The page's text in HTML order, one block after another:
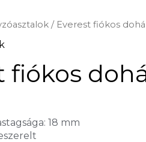
/ Everest fiókos
fiókos
18 mm